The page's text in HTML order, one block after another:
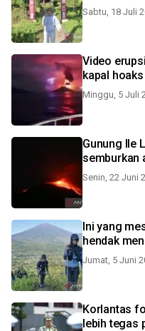
Sabtu, 18 Juli
Video
kapal hoaks
Minggu, 5 Juli
Gunung Ile
semburkan
Senin, 22 Juni
Ini yang
hendak
Jumat, 5 Juni
Korlantas
lebih tegas